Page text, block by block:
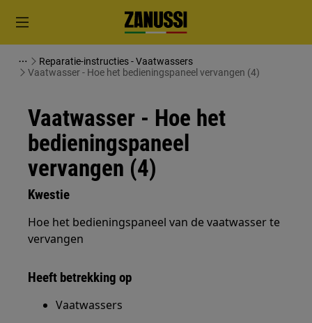
Reparatie-instructies - Vaatwassers
Vaatwasser - Hoe het bedieningspaneel vervangen (4)
Vaatwasser - Hoe het
bedieningspaneel
vervangen (4)
Kwestie
Hoe het bedieningspaneel van de vaatwasser te
vervangen
Heeft betrekking op
Vaatwassers